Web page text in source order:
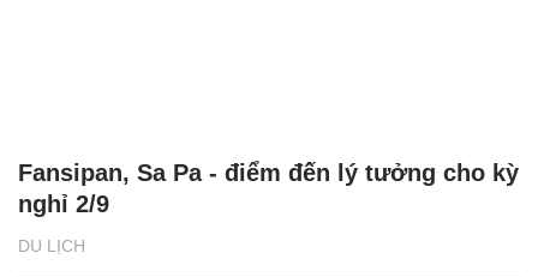
DU LỊCH
Fansipan, Sa Pa - điểm đến lý tưởng cho kỳ
nghỉ 2/9